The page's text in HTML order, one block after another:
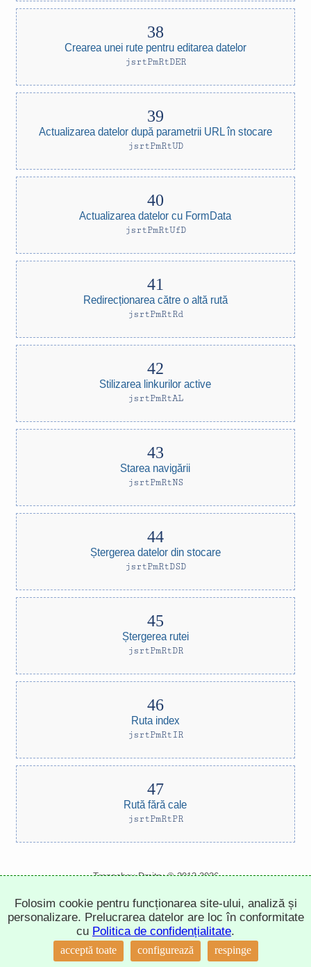
Crearea unei rute pentru editarea datelor
jsrtPmRtDER
Actualizarea datelor după parametrii URL în stocare
jsrtPmRtUD
Actualizarea datelor cu FormData
jsrtPmRtUfD
Redirecționarea către o altă rută
jsrtPmRtRd
Stilizarea linkurilor active
jsrtPmRtAL
Starea navigării
jsrtPmRtNS
Ștergerea datelor din stocare
jsrtPmRtDSD
Ștergerea rutei
jsrtPmRtDR
Ruta index
jsrtPmRtIR
Rută fără cale
jsrtPmRtPR
Trepachev Dmitry © 2012-2026
politica de confidențialitate configurează cookie-urile
Folosim cookie pentru funcționarea site-ului, analiză și
personalizare. Prelucrarea datelor are loc în conformitate
cu Politica de confidențialitate.
acceptă toate configurează respinge